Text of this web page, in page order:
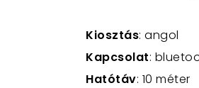
Kiosztás: angol
Kapcsolat:
Hatótáv: 10 méter